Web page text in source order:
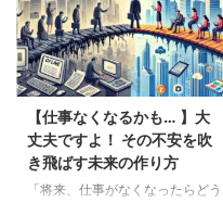
うのか・・・ そう問いかける自
分がいるかもしれません。 長年
背負ってきた肩書きを失い、「自
分は何者なのか」と不安を感じる
こともあるでしょう。 しかし、
私たちは今、人生100年時代を生
きています。 60歳を過ぎても、
まだ人生の残り時間はたっぷりあ
ります。 これは「終わり」では
【仕事なくなるかも… 】大
丈夫ですよ！ その不安を吹
き飛ばす未来の作り方
「将来、仕事がなくなったらどう